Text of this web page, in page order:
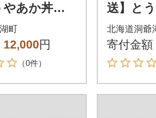
あか丼の
袋入り 2
町
12,000円
（0件）
送】と
具
箱
北海道洞爺
寄付金額